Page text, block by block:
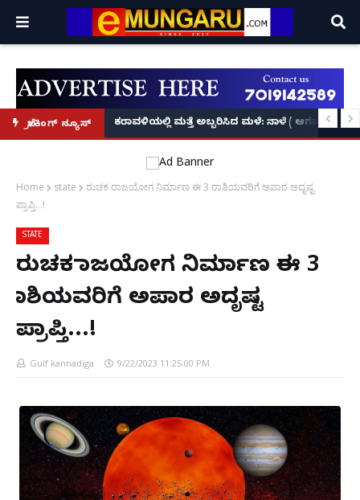
ಬ್ರೇಕಿಂಗ್ ನ್ಯೂಸ್‘ಭಕ್ತ ಪ್ರಹ್ಲಾದ’, ‘ಹೇ ರಾಮ್’!
ಕರಾವಳಿಯಲ್ಲಿ ಮತ್ತೆ ಅಬ್ಬರಿಸಿದ ಮಳೆ: ನಾಳೆ ( ಆಗಷ್ಟ್ 8)
Home state
ರುಚಕ ರಾಜಯೋಗ ನಿರ್ಮಾಣ ಈ 3 ರಾಶಿಯವರಿಗೆ ಅಪಾರ ಅದೃಷ್ಟ
ಪ್ರಾಪ್ತಿ...!
STATE
ರುಚಕ ರಾಜಯೋಗ ನಿರ್ಮಾಣ ಈ 3
ರಾಶಿಯವರಿಗೆ ಅಪಾರ ಅದೃಷ್ಟ
ಪ್ರಾಪ್ತಿ...!
Gulf kannadiga 9/22/2023 11:25:00 PM